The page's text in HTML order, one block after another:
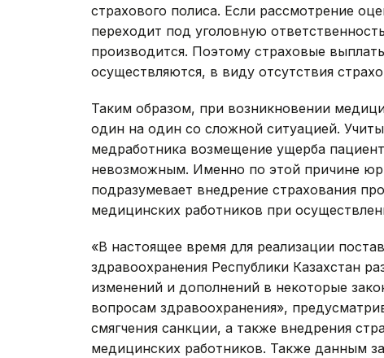
страхового полиса. Если рассмотрение
переходит под уголовную
производится. Поэтому страховые
осуществляются, в виду отсутствия
Таким образом, при возникновении
один на один со сложной ситуацией.
медработника возмещение ущерба
невозможным. Именно по этой причине
подразумевает внедрение страхования
медицинских работников при
«В настоящее время для реализации
здравоохранения Республики Казахстан
изменений и дополнений в некоторые
вопросам здравоохранения»,
смягчения санкции, а также внедрения
медицинских работников. Также данным